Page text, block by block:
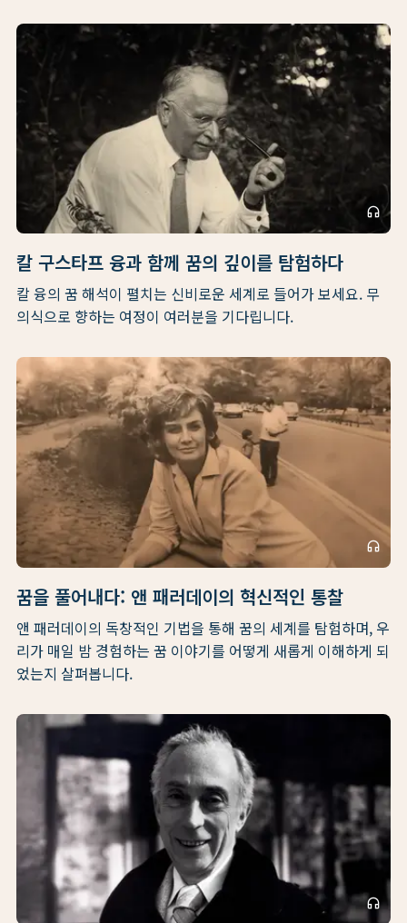
headphones
칼 구스타프 융과 함께 꿈의 깊이를 탐험하다
칼 융의 꿈 해석이 펼치는 신비로운 세계로 들어가 보세요. 무
의식으로 향하는 여정이 여러분을 기다립니다.
headphones
꿈을 풀어내다: 앤 패러데이의 혁신적인 통찰
앤 패러데이의 독창적인 기법을 통해 꿈의 세계를 탐험하며, 우
리가 매일 밤 경험하는 꿈 이야기를 어떻게 새롭게 이해하게 되
었는지 살펴봅니다.
headphones